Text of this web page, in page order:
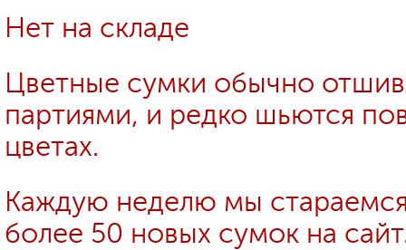
Нет на складе
Цветные сумки обычно
партиями, и редко шьются
цветах.
Каждую неделю мы
более 50 новых сумок на